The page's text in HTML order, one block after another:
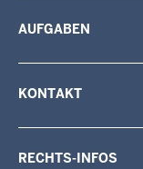
AUFGABEN
KONTAKT
RECHTS-INFOS